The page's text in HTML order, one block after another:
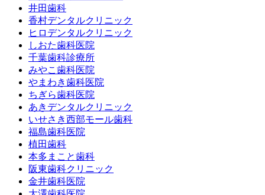
井田歯科
香村デンタルクリニック
ヒロデンタルクリニック
しおた歯科医院
千葉歯科診療所
みやこ歯科医院
やまわき歯科医院
ちぎら歯科医院
あきデンタルクリニック
いせさき西部モール歯科
福島歯科医院
植田歯科
本多まこと歯科
阪東歯科クリニック
金井歯科医院